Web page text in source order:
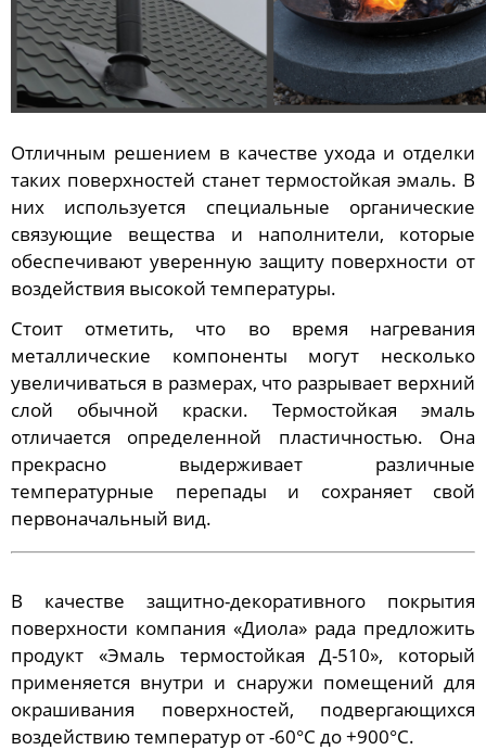
Отличным решением в качестве ухода и отделки
таких поверхностей станет термостойкая эмаль. В
них используется специальные органические
связующие вещества и наполнители, которые
обеспечивают уверенную защиту поверхности от
воздействия высокой температуры.
Стоит отметить, что во время нагревания
металлические компоненты могут несколько
увеличиваться в размерах, что разрывает верхний
слой обычной краски. Термостойкая эмаль
отличается определенной пластичностью. Она
прекрасно выдерживает различные
температурные перепады и сохраняет свой
первоначальный вид.
В качестве защитно-декоративного покрытия
поверхности компания «Диола» рада предложить
продукт «Эмаль термостойкая Д-510», который
применяется внутри и снаружи помещений для
окрашивания поверхностей, подвергающихся
воздействию температур от -60°C до +900°C.